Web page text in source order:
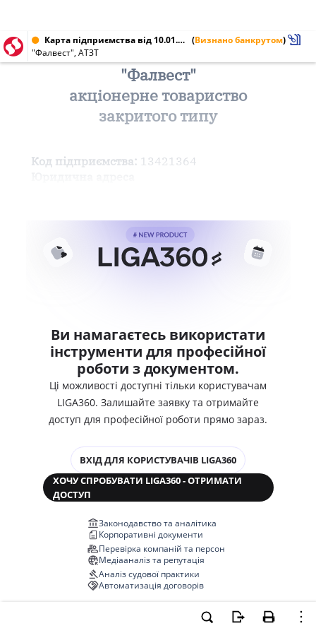
Карта підприємства від 10.01.2001 № 13421364 (Визнано банкрутом)
"Фалвест", АТЗТ
"Фалвест"
акціонерне товариство
закритого типу
Код підприємства: 13421364
Ви намагаєтесь використати
інструменти для професійної
роботи з документом.
Ці можливості доступні тільки користувачам
LIGA360. Залишайте заявку та отримайте
доступ для професійної роботи прямо зараз.
ВХІД ДЛЯ КОРИСТУВАЧІВ LIGA360
ХОЧУ СПРОБУВАТИ LIGA360 - ОТРИМАТИ
ДОСТУП
Законодавство та аналітика
Корпоративні документи
Перевірка компаній та персон
Медіааналіз та репутація
Аналіз судової практики
Автоматизація договорів
НОВА LIGA360 ЗМІНЮЄ ВСЕ!